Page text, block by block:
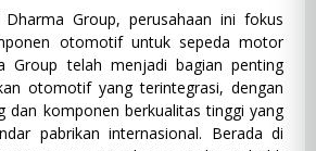
Manufaktur,
SMA/SMK,
SWASTA
: Full Time
: SMA/K
: 0 - 2 Tahun
Group, perusahaan ini fokus
otomotif untuk sepeda motor
Group telah menjadi bagian penting
otomotif yang terintegrasi, dengan
dan komponen berkualitas tinggi yang
pabrikan internasional. Berada di